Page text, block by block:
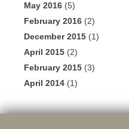
May 2016 (5)
February 2016 (2)
December 2015 (1)
April 2015 (2)
February 2015 (3)
April 2014 (1)